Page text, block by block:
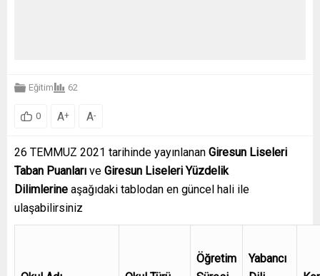
Eğitim 62
0 A+ A-
26 TEMMUZ 2021 tarihinde yayınlanan Giresun Liseleri
Taban Puanları ve Giresun Liseleri Yüzdelik
Dilimlerine aşağıdaki tablodan en güncel hali ile
ulaşabilirsiniz
Öğretim
Yabancı